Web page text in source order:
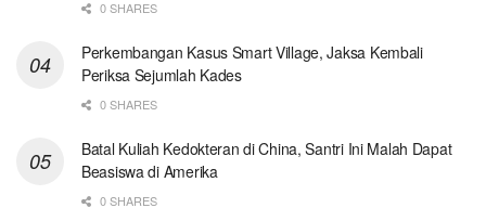
0 SHARES
Perkembangan Kasus Smart Village, Jaksa Kembali
Periksa Sejumlah Kades
0 SHARES
Batal Kuliah Kedokteran di China, Santri Ini Malah Dapat
Beasiswa di Amerika
0 SHARES